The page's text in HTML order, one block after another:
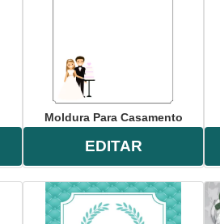
Moldura Para Casamento
EDITAR